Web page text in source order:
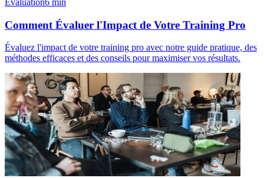
Comment Évaluer l'Impact de Votre Training Pro
Évaluez l'impact de votre training pro avec notre guide pratique, des
méthodes efficaces et des conseils pour maximiser vos résultats.